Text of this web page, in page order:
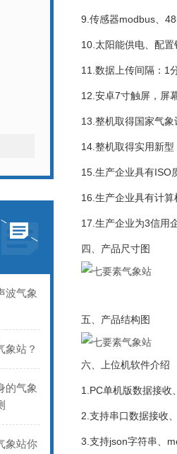
波气象
象站？
的气象
象站你
9.传感器modbus、
10.太阳能供电、配
11.数据上传间隔：1
12.安卓7寸触屏，屏
13.整机取得国家气
14.整机取得实用新
15.生产企业具有ISO
16.生产企业具有计
17.生产企业为3信用
四、产品尺寸图
五、产品结构图
六、上位机软件介绍
1.PC单机版数据接收
2.支持串口数据接收
3.支持json字符串、